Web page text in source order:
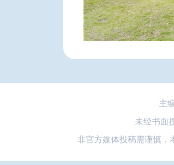
主
未经书面
非官方媒体投稿需谨慎，